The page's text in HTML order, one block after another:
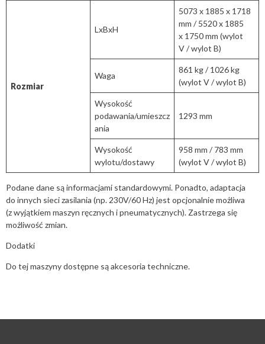
Rozmiar
LxBxH
5073 x 1885 x 1718
mm / 5520 x 1885
x 1750 mm (wylot
V / wylot B)
Waga
861 kg / 1026 kg
(wylot V / wylot B)
Wysokość
podawania/umieszcz
ania
1293 mm
Wysokość
wylotu/dostawy
958 mm / 783 mm
(wylot V / wylot B)
Podane dane są informacjami standardowymi. Ponadto, adaptacja
do innych sieci zasilania (np. 230V/60 Hz) jest opcjonalnie możliwa
(z wyjątkiem maszyn ręcznych i pneumatycznych). Zastrzega się
możliwość zmian.
Dodatki
Do tej maszyny dostępne są akcesoria techniczne.